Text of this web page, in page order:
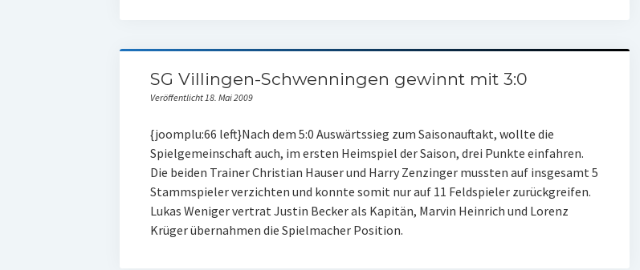
SG Villingen-Schwenningen gewinnt mit 3:0
Veröffentlicht 18. Mai 2009
{joomplu:66 left}Nach dem 5:0 Auswärtssieg zum Saisonauftakt, wollte die
Spielgemeinschaft auch, im ersten Heimspiel der Saison, drei Punkte einfahren.
Die beiden Trainer Christian Hauser und Harry Zenzinger mussten auf insgesamt 5
Stammspieler verzichten und konnte somit nur auf 11 Feldspieler zurückgreifen.
Lukas Weniger vertrat Justin Becker als Kapitän, Marvin Heinrich und Lorenz
Krüger übernahmen die Spielmacher Position.